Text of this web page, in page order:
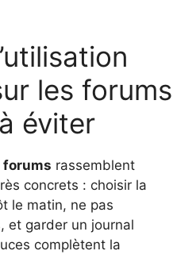
les forums
éviter
forums rassemblent
concrets : choisir la
le matin, ne pas
et garder un journal
complètent la